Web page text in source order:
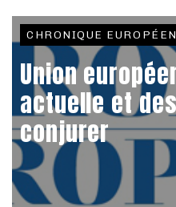
CHRONIQUE
Union
actuelle et
conjurer